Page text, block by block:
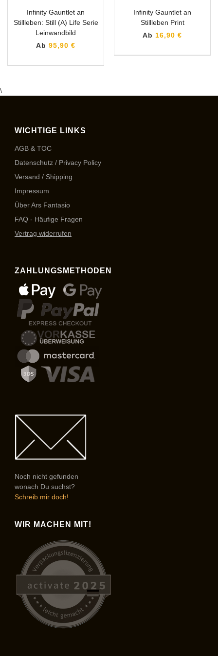
Infinity Gauntlet an
Stillleben: Still (A) Life Serie
Leinwandbild
Ab 95,90 €
Infinity Gauntlet an
Stillleben Print
Ab 16,90 €
\
WICHTIGE LINKS
AGB & TOC
Datenschutz / Privacy Policy
Versand / Shipping
Impressum
Über Ars Fantasio
FAQ - Häufige Fragen
Vertrag widerrufen
ZAHLUNGSMETHODEN
Noch nicht gefunden
wonach Du suchst?
Schreib mir doch!
WIR MACHEN MIT!